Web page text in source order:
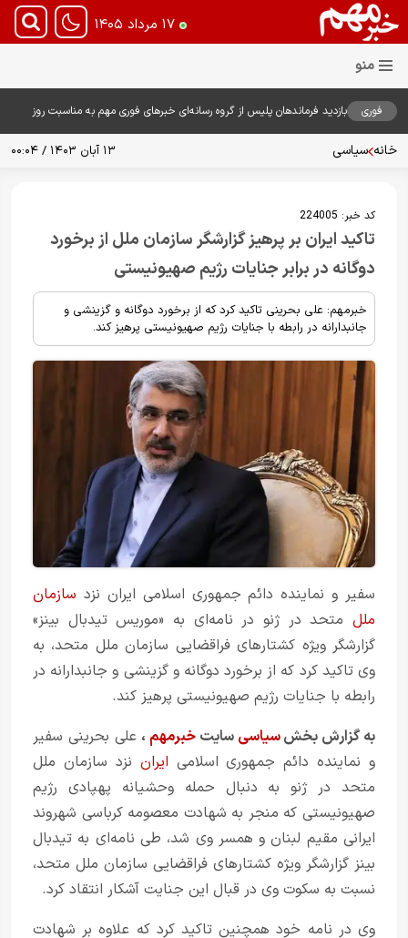
۱۷ مرداد ۱۴۰۵
فوری
بازدید فرماندهان پلیس از گروه رسانه‌ای خبرهای فوری مهم به مناسبت روز
خانه سیاسی ۱۳ آبان ۱۴۰۳ / ۰۰:۰۴
کد خبر: 224005
تاکید ایران بر پرهیز گزارشگر سازمان ملل از برخورد
دوگانه در برابر جنایات‌ رژیم صهیونیستی
خبرمهم: علی بحرینی تاکید کرد که از برخورد دوگانه و گزینشی و
جانبدارانه در رابطه با جنایات رژیم صهیونیستی پرهیز کند.
سفیر و نماینده دائم جمهوری اسلامی ایران نزد سازمان
ملل متحد در ژنو در نامه‌ای به «موریس تیدبال بینز»
گزارشگر ویژه کشتارهای فراقضایی سازمان ملل متحد، به
وی تاکید کرد که از برخورد دوگانه و گزینشی و جانبدارانه در
رابطه با جنایات رژیم صهیونیستی پرهیز کند.
به گزارش بخشسیاسی سایت خبرمهم ، علی بحرینی سفیر
و نماینده دائم جمهوری اسلامی ایران نزد سازمان ملل
متحد در ژنو به دنبال حمله وحشیانه پهپادی رژیم
صهیونیستی که منجر به شهادت معصومه کرباسی شهروند
ایرانی مقیم لبنان و همسر وی شد، طی نامه‌ای به تیدبال
بینز گزارشگر ویژه کشتارهای فراقضایی سازمان ملل متحد،
نسبت به سکوت وی در قبال این جنایت آشکار انتقاد کرد.
وی در نامه خود همچنین تاکید کرد که علاوه بر شهادت